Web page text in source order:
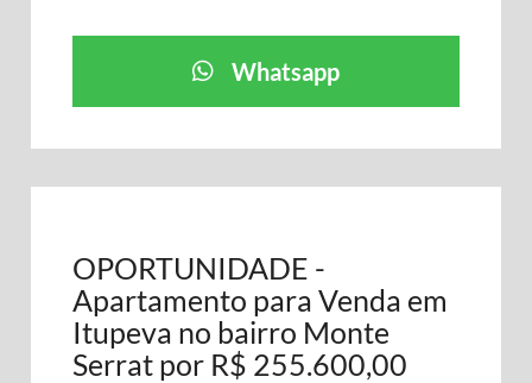
Whatsapp
OPORTUNIDADE -
Apartamento para Venda em
Itupeva no bairro Monte
Serrat por R$ 255.600,00